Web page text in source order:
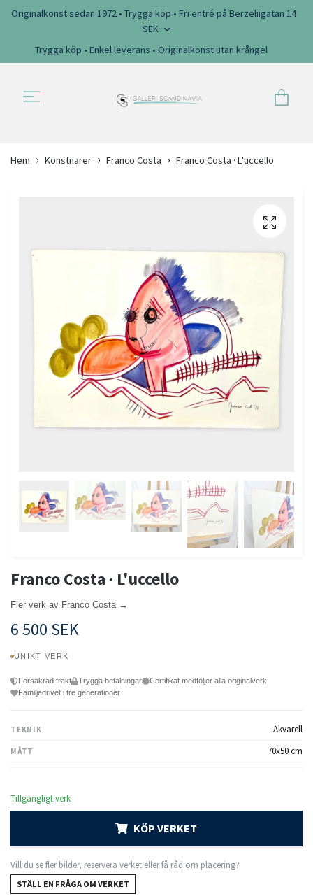
Originalkonst sedan 1972 • Trygga köp • Fri entré på Berzeliigatan 14
SEK
Trygga köp • Enkel leverans • Originalkonst utan krångel
Hem Konstnärer Franco Costa Franco Costa · L'uccello
Franco Costa · L'uccello
Fler verk av Franco Costa →
6 500 SEK
UNIKT VERK
Försäkrad frakt Trygga betalningar
Certifikat medföljer alla originalverk
Familjedrivet i tre generationer
TEKNIK Akvarell
MÅTT 70x50 cm
Tillgängligt verk
KÖP VERKET
Vill du se fler bilder, reservera verket eller få råd om placering?
STÄLL EN FRÅGA OM VERKET